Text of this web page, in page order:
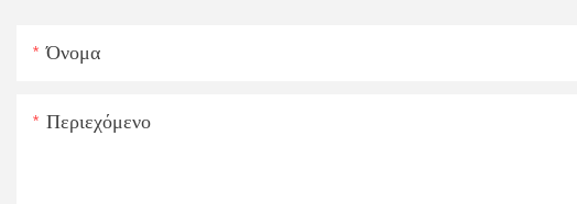
Όνομα
Περιεχόμενο